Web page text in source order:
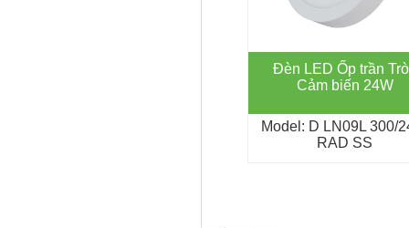
Đèn LED Ốp trần
Cảm biến 24W
Model: D LN09L 300/
RAD SS